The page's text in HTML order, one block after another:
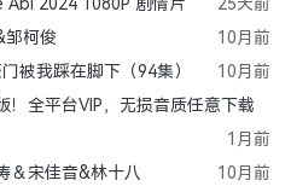
Abi 2024 1080P 剧情片
25天前
邹柯俊
10月前
被我踩在脚下（94集）
10月前
！全平台VIP，无损音质任意下载
1月前
＆宋佳音&林十八
10月前